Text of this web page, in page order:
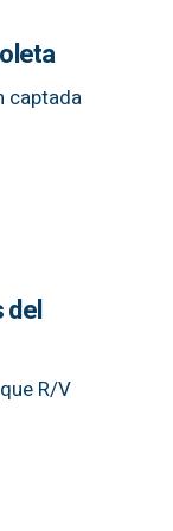
captada
del
R/V